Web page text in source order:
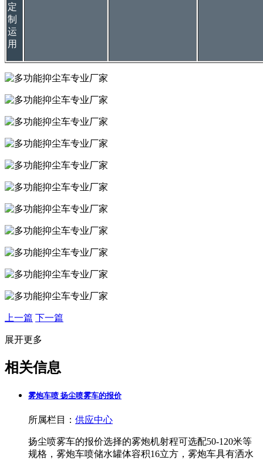
定
制
运
用
上一篇 下一篇
展开更多
相关信息
雾炮车喷 扬尘喷雾车的报价
所属栏目： 供应中心
扬尘喷雾车的报价选择的雾炮机射程可选配50-120米等
规格，雾炮车喷储水罐体容积16立方，雾炮车具有洒水